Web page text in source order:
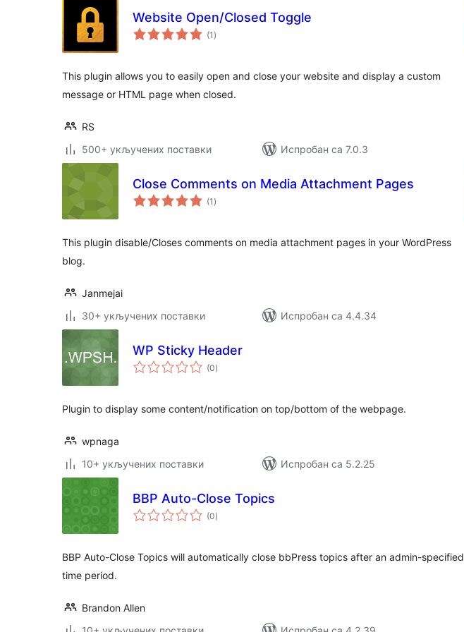
Website Open/Closed Toggle
(1 укупних
оцена
)
This plugin allows you to easily open and close your website and display a custom
message or HTML page when closed.
RS
500+ укључених поставки
Испробан са 7.0.3
Close Comments on Media Attachment Pages
(1 укупних
оцена
)
This plugin disable/Closes comments on media attachment pages in your WordPress
blog.
Janmejai
30+ укључених поставки
Испробан са 4.4.34
WP Sticky Header
(0укупних
оцена
)
Plugin to display some content/notification on top/bottom of the webpage.
wpnaga
10+ укључених поставки
Испробан са 5.2.25
BBP Auto-Close Topics
(0укупних
оцена
)
BBP Auto-Close Topics will automatically close bbPress topics after an admin-specified
time period.
Brandon Allen